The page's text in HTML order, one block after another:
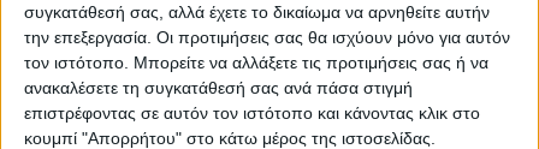
συγκατάθεσή σας, αλλά έχετε το δικαίωμα να αρνηθείτε αυτήν
την επεξεργασία. Οι προτιμήσεις σας θα ισχύουν μόνο για αυτόν
τον ιστότοπο. Μπορείτε να αλλάξετε τις προτιμήσεις σας ή να
ανακαλέσετε τη συγκατάθεσή σας ανά πάσα στιγμή
επιστρέφοντας σε αυτόν τον ιστότοπο και κάνοντας κλικ στο
κουμπί "Απορρήτου" στο κάτω μέρος της ιστοσελίδας.
Τελευταίες Ειδήσεις Σήμερα